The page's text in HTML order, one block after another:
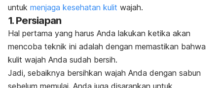
untuk menjaga kesehatan kulit wajah.
1. Persiapan
Hal pertama yang harus Anda lakukan ketika akan
mencoba teknik ini adalah dengan memastikan bahwa
kulit wajah Anda sudah bersih.
Jadi, sebaiknya bersihkan wajah Anda dengan sabun